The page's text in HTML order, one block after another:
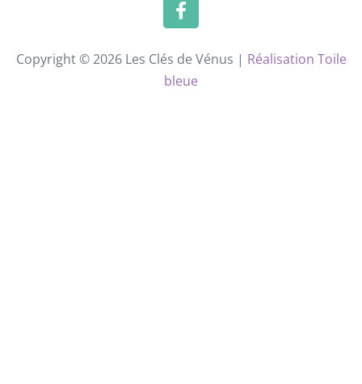
Copyright © 2026 Les Clés de Vénus | Réalisation Toile
bleue